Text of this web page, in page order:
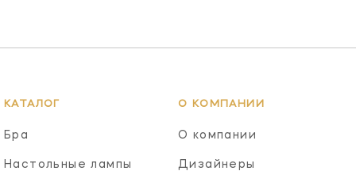
КАТАЛОГ
Бра
Настольные лампы
О КОМПАНИИ
О компании
Дизайнеры